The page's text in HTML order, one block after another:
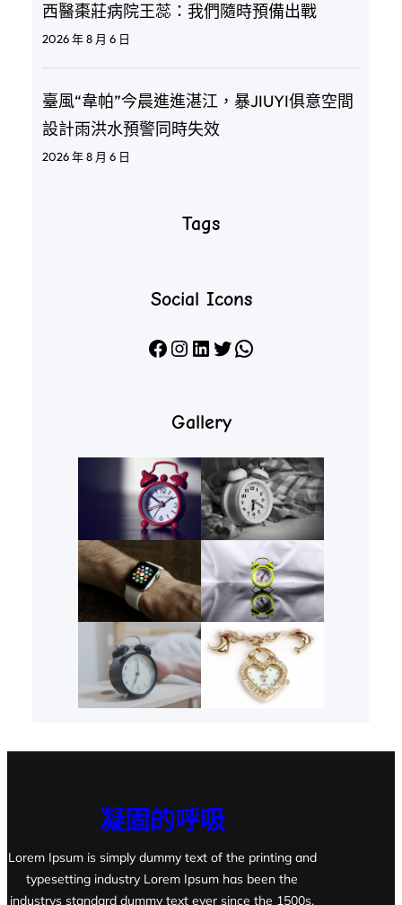
西醫棗莊病院王蕊：我們隨時預備出戰
2026 年 8 月 6 日
臺風“韋帕”今晨進進湛江，暴JIUYI俱意空間
設計雨洪水預警同時失效
2026 年 8 月 6 日
Tags
Social Icons
Facebook Instagram LinkedIn X WhatsApp
Gallery
凝固的呼吸
Lorem Ipsum is simply dummy text of the printing and
typesetting industry Lorem Ipsum has been the
industrys standard dummy text ever since the 1500s,